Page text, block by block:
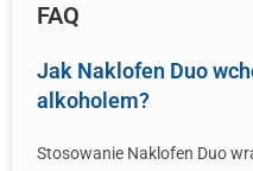
FAQ
Jak Naklofen Duo
alkoholem?
Stosowanie Naklofen Duo